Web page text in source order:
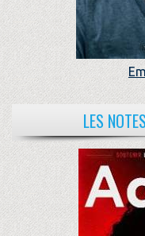
LES NOTES